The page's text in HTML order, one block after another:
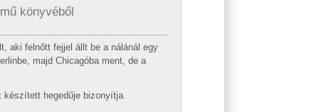
könyvéből
aki felnőtt fejjel állt be a nálánál egy
majd Chicagóba ment, de a
ké­szített hegedűje bizonyítja.